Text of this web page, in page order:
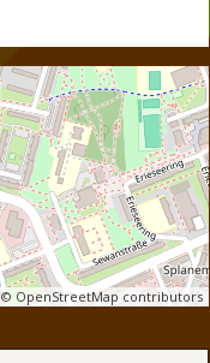
© OpenStreetMap contributors